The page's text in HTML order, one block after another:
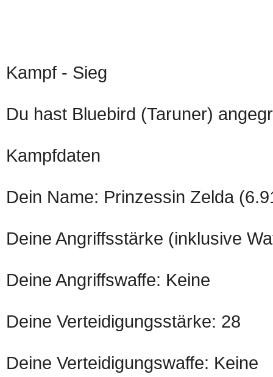
Kampf - Sieg
Du hast Bluebird (Taruner)
Kampfdaten
Dein Name: Prinzessin Zelda
Deine Angriffsstärke (inklusive
Deine Angriffswaffe: Keine
Deine Verteidigungsstärke: 28
Deine Verteidigungswaffe: Keine